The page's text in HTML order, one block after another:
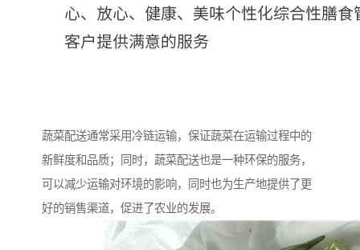
蔬菜配送通常采用冷链运输，保证蔬菜在运输过程中的
新鲜度和品质；同时，蔬菜配送也是一种环保的服务，
可以减少运输对环境的影响，同时也为生产地提供了更
好的销售渠道，促进了农业的发展。